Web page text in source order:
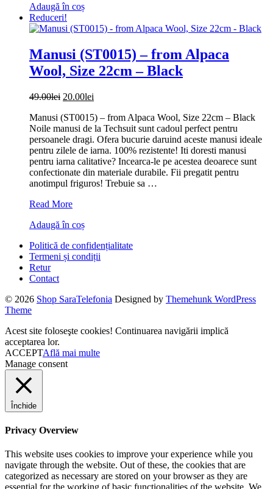
carte
Nokia
2.3,
Visko
Book
Adaugă în coș
Reduceri!
Manusi (ST0015) – from Alpaca
Wool, Size 22cm – Black
49.00lei Prețul
a
fost:
49.00lei.
20.00lei
este:
20.00lei.
Manusi (ST0015) – from Alpaca Wool, Size 22cm – Black
Noile manusi de la Techsuit sunt cadoul perfect pentru
persoanele dragi. Ofera bucurie daruind aceste manusi ideale
pentru zilele de iarna. 100% rezistente! Iti doresti manusi
pentru iarna calitative? Incearca-le pe acestea deoarece sunt
confectionate din materiale durabile. Fii pregatit pentru
anotimpul friguros! Trebuie sa …
Manusi
–
Alpaca
Wool,
Size
22cm
Black
Read More
Adaugă în coș
Politică de confidențialitate
Termeni și condiții
Retur
Contact
© 2026 Shop SaraTelefonia Designed by Themehunk WordPress
Theme
Acest site foloseşte cookies! Continuarea navigării implică
acceptarea lor.
ACCEPTAflă mai multe
Manage consent
Închide
Privacy Overview
This website uses cookies to improve your experience while you
navigate through the website. Out of these, the cookies that are
categorized as necessary are stored on your browser as they are